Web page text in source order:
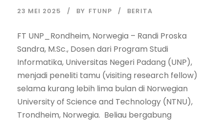
23 MEI 2025 BY FTUNP BERITA
FT UNP_Rondheim, Norwegia – Randi Proska
Sandra, M.Sc., Dosen dari Program Studi
Informatika, Universitas Negeri Padang (UNP),
menjadi peneliti tamu (visiting research fellow)
selama kurang lebih lima bulan di Norwegian
University of Science and Technology (NTNU),
Trondheim, Norwegia. Beliau bergabung